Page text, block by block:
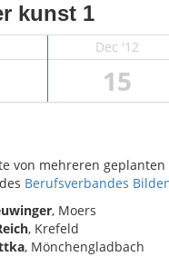
kunst 1
Dec '12
15
von mehreren
Berufsverbandes
, Moers
, Krefeld
, Mönchengladbach